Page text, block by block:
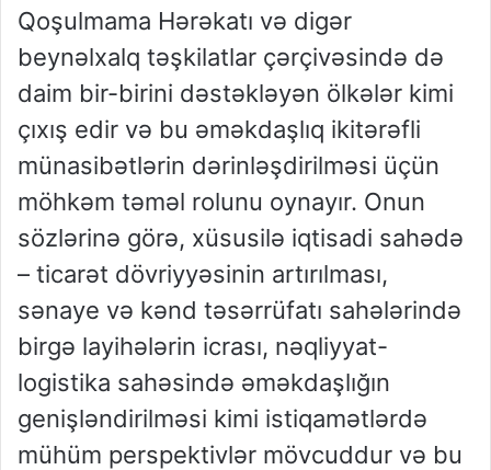
Qoşulmama Hərəkatı və digər
beynəlxalq təşkilatlar çərçivəsində də
daim bir-birini dəstəkləyən ölkələr kimi
çıxış edir və bu əməkdaşlıq ikitərəfli
münasibətlərin dərinləşdirilməsi üçün
möhkəm təməl rolunu oynayır. Onun
sözlərinə görə, xüsusilə iqtisadi sahədə
– ticarət dövriyyəsinin artırılması,
sənaye və kənd təsərrüfatı sahələrində
birgə layihələrin icrası, nəqliyyat-
logistika sahəsində əməkdaşlığın
genişləndirilməsi kimi istiqamətlərdə
mühüm perspektivlər mövcuddur və bu